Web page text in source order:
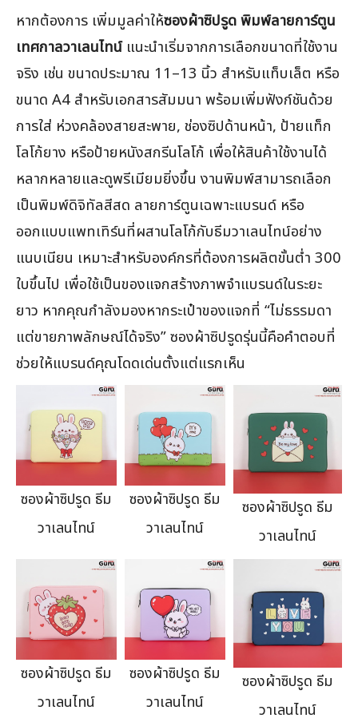
หากต้องการ เพิ่มมูลค่าให้ซองผ้าซิปรูด พิมพ์ลายการ์ตูน
เทศกาลวาเลนไทน์แนะนำเริ่มจากการเลือกขนาดที่ใช้งาน
จริง เช่น ขนาดประมาณ 11–13 นิ้ว สำหรับแท็บเล็ต หรือ
ขนาด A4 สำหรับเอกสารสัมมนา พร้อมเพิ่มฟังก์ชันด้วย
การใส่ ห่วงคล้องสายสะพาย, ช่องซิปด้านหน้า, ป้ายแท็ก
โลโก้ยาง หรือป้ายหนังสกรีนโลโก้ เพื่อให้สินค้าใช้งานได้
หลากหลายและดูพรีเมียมยิ่งขึ้น งานพิมพ์สามารถเลือก
เป็นพิมพ์ดิจิทัลสีสด ลายการ์ตูนเฉพาะแบรนด์ หรือ
ออกแบบแพทเทิร์นที่ผสานโลโก้กับธีมวาเลนไทน์อย่าง
แนบเนียน เหมาะสำหรับองค์กรที่ต้องการผลิตขั้นต่ำ 300
ใบขึ้นไป เพื่อใช้เป็นของแจกสร้างภาพจำแบรนด์ในระยะ
ยาว หากคุณกำลังมองหากระเป๋าของแจกที่ “ไม่ธรรมดา
แต่ขายภาพลักษณ์ได้จริง” ซองผ้าซิปรูดรุ่นนี้คือคำตอบที่
ช่วยให้แบรนด์คุณโดดเด่นตั้งแต่แรกเห็น
ซองผ้าซิปรูด ธีม
วาเลนไทน์
ซองผ้าซิปรูด ธีม
วาเลนไทน์
ซองผ้าซิปรูด ธีม
วาเลนไทน์
ซองผ้าซิปรูด ธีม
วาเลนไทน์
ซองผ้าซิปรูด ธีม
วาเลนไทน์
ซองผ้าซิปรูด ธีม
วาเลนไทน์